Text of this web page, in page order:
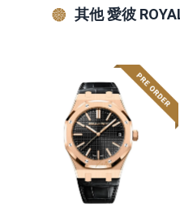
其他 愛彼